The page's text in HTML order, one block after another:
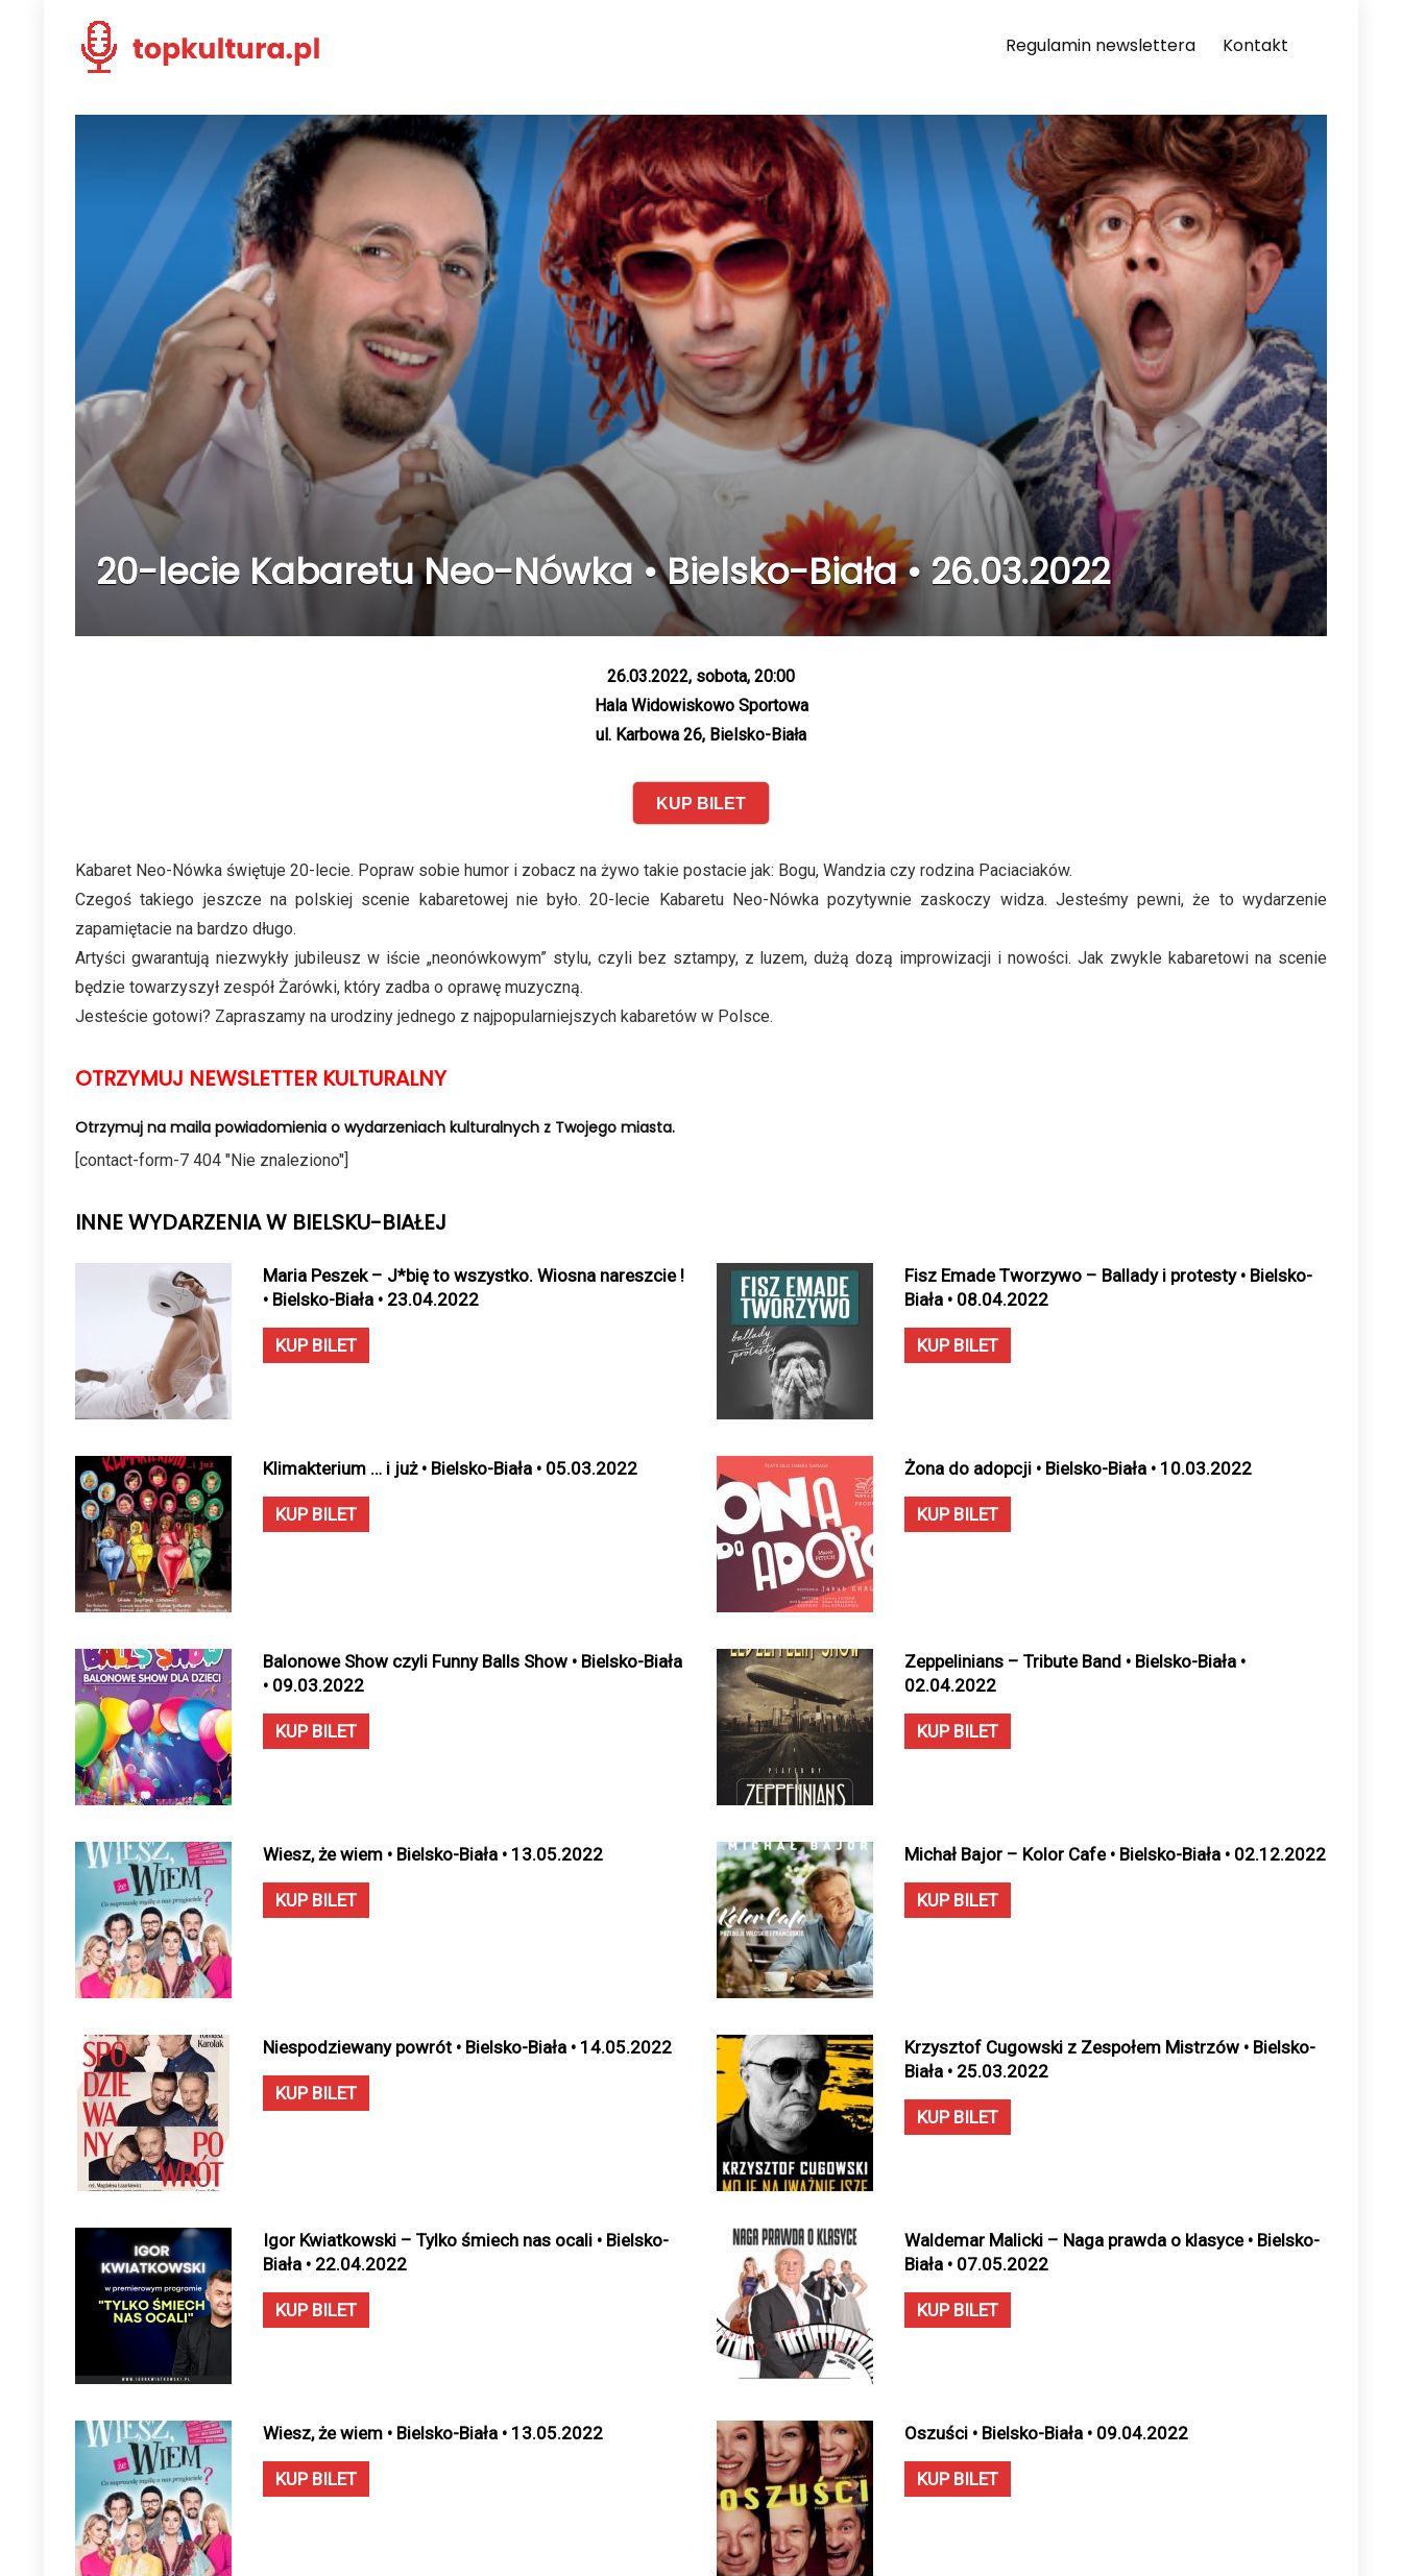
Regulamin newslettera Kontakt
20-lecie Kabaretu Neo-Nówka • Bielsko-Biała • 26.03.2022
26.03.2022, sobota, 20:00
Hala Widowiskowo Sportowa
ul. Karbowa 26, Bielsko-Biała
KUP BILET
Kabaret Neo-Nówka świętuje 20-lecie. Popraw sobie humor i zobacz na żywo takie postacie jak: Bogu, Wandzia czy rodzina Paciaciaków.
Czegoś takiego jeszcze na polskiej scenie kabaretowej nie było. 20-lecie Kabaretu Neo-Nówka pozytywnie zaskoczy widza. Jesteśmy pewni, że to wydarzenie
zapamiętacie na bardzo długo.
Artyści gwarantują niezwykły jubileusz w iście „neonówkowym” stylu, czyli bez sztampy, z luzem, dużą dozą improwizacji i nowości. Jak zwykle kabaretowi na scenie
będzie towarzyszył zespół Żarówki, który zadba o oprawę muzyczną.
Jesteście gotowi? Zapraszamy na urodziny jednego z najpopularniejszych kabaretów w Polsce.
OTRZYMUJ NEWSLETTER KULTURALNY
Otrzymuj na maila powiadomienia o wydarzeniach kulturalnych z Twojego miasta.
[contact-form-7 404 "Nie znaleziono"]
INNE WYDARZENIA W BIELSKU-BIAŁEJ
Maria Peszek – J*bię to wszystko. Wiosna nareszcie !
• Bielsko-Biała • 23.04.2022
KUP BILET
Fisz Emade Tworzywo – Ballady i protesty • Bielsko-
Biała • 08.04.2022
KUP BILET
Klimakterium … i już • Bielsko-Biała • 05.03.2022
KUP BILET
Żona do adopcji • Bielsko-Biała • 10.03.2022
KUP BILET
Balonowe Show czyli Funny Balls Show • Bielsko-Biała
• 09.03.2022
KUP BILET
Zeppelinians – Tribute Band • Bielsko-Biała •
02.04.2022
KUP BILET
Wiesz, że wiem • Bielsko-Biała • 13.05.2022
KUP BILET
Michał Bajor – Kolor Cafe • Bielsko-Biała • 02.12.2022
KUP BILET
Niespodziewany powrót • Bielsko-Biała • 14.05.2022
KUP BILET
Krzysztof Cugowski z Zespołem Mistrzów • Bielsko-
Biała • 25.03.2022
KUP BILET
Igor Kwiatkowski – Tylko śmiech nas ocali • Bielsko-
Biała • 22.04.2022
KUP BILET
Waldemar Malicki – Naga prawda o klasyce • Bielsko-
Biała • 07.05.2022
KUP BILET
Wiesz, że wiem • Bielsko-Biała • 13.05.2022
KUP BILET
Oszuści • Bielsko-Biała • 09.04.2022
KUP BILET